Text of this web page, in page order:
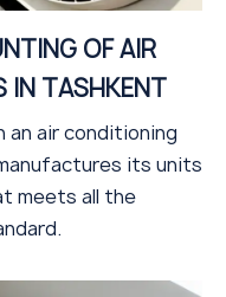
OF AIR
IN TASHKENT
an air conditioning
its units
meets all the